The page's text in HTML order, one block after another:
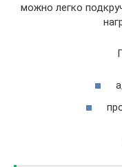
можно легко